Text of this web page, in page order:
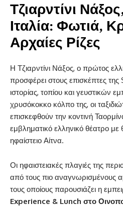
Τζιαρντίνι
Ιταλία: Φωτιά,
Αρχαίες Ρίζες
Η Τζιαρντίνι Νάξος, ο πρώτος
προσφέρει στους επισκέπτες
ιστορίας, τοπίου και γευστικών
χρυσόκοκκο κόλπο της, οι
επισκεφθούν την κοντινή
εμβληματικό ελληνικό θέατρο
ηφαίστειο Αίτνα.
Οι ηφαιστειακές πλαγιές της
από τους πιο αναγνωρισμένους
τους οποίους παρουσιάζει η
Experience & Lunch στο